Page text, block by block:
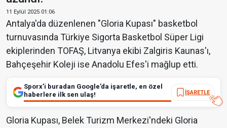
11 Eylül 2025 01:06
Antalya'da düzenlenen "Gloria Kupası" basketbol
turnuvasında Türkiye Sigorta Basketbol Süper Ligi
ekiplerinden TOFAŞ, Litvanya ekibi Zalgiris Kaunas'ı,
Bahçeşehir Koleji ise Anadolu Efes'i mağlup etti.
Sporx’i buradan Google’da işaretle, en özel
haberlere ilk sen ulaş!
İŞARETLE
Gloria Kupası, Belek Turizm Merkezi'ndeki Gloria